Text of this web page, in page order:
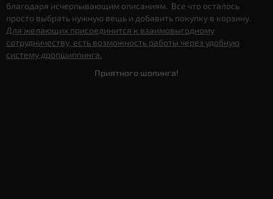
благодаря исчерпывающим описаниям. Все что осталось
просто выбрать нужную вещь и добавить покупку в корзину.
Для желающих присоединится к взаимовыгодному
сотрудничеству, есть возможность работы через удобную
систему дропшиппинга.
Приятного шопинга!